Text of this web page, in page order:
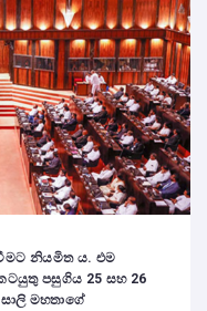
නියමිත ය. එම
පසුගිය 25 සහ 26
මහතාගේ